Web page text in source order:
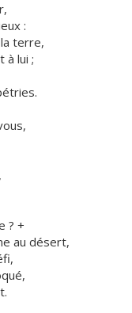
:
terre,
à lui ;
? +
au désert,